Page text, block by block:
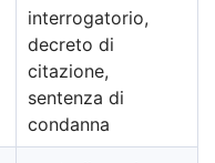
interrogatorio,
decreto di
citazione,
sentenza di
condanna